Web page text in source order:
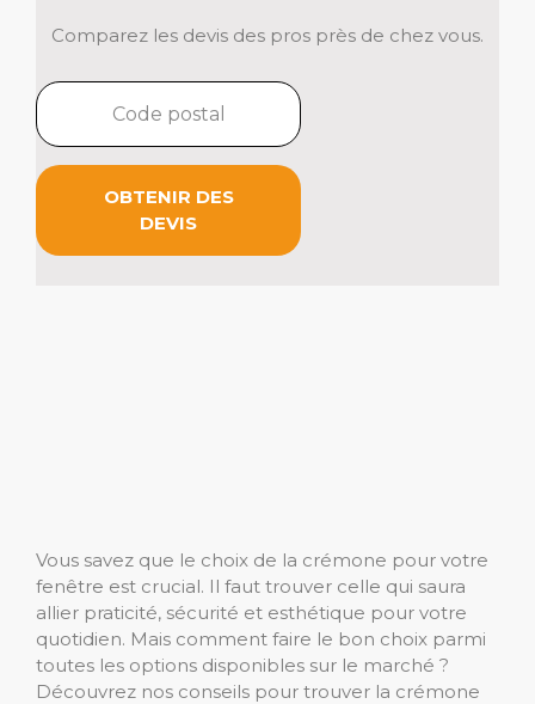
Comparez les devis des pros près de chez vous.
OBTENIR DES
DEVIS
Vous savez que le choix de la crémone pour votre
fenêtre est crucial. Il faut trouver celle qui saura
allier praticité, sécurité et esthétique pour votre
quotidien. Mais comment faire le bon choix parmi
toutes les options disponibles sur le marché ?
Découvrez nos conseils pour trouver la crémone